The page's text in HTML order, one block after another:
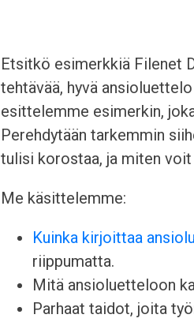
Etsitkö esimerkkiä Filenet
tehtävää, hyvä
esittelemme esimerkin,
Perehdytään tarkemmin
tulisi korostaa, ja miten
Me käsittelemme:
Kuinka kirjoittaa
riippumatta.
Mitä ansioluetteloon
Parhaat taidot, joita